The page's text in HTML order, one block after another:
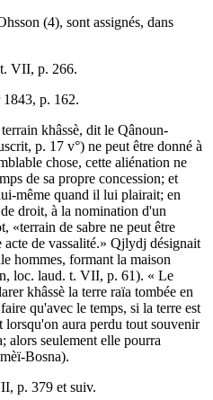
(4), sont assignés, dans
VII, p. 266.
p. 162.
khâssè, dit le Qânoun-
p. 17 v°) ne peut être donné à
chose, cette aliénation ne
de sa propre concession; et
même quand il lui plairait; en
droit, à la nomination d'un
«terrain de sabre ne peut être
acte de vassalité.» Qjlydj désignait
hommes, formant la maison
loc. laud. t. VII, p. 61). « Le
khâssè la terre raïa tombée en
qu'avec le temps, si la terre est
lorsqu'on aura perdu tout souvenir
alors seulement elle pourra
Bosna).
p. 379 et suiv.